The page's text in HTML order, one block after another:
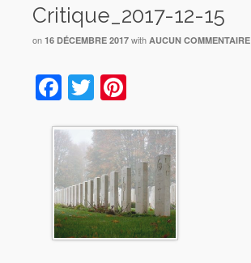
Critique_2017-12-15
on 16 DÉCEMBRE 2017 with AUCUN COMMENTAIRE
Facebook
Twitter